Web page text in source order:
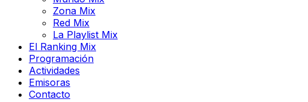
Zona Mix
Red Mix
La Playlist Mix
El Ranking Mix
Programación
Actividades
Emisoras
Contacto